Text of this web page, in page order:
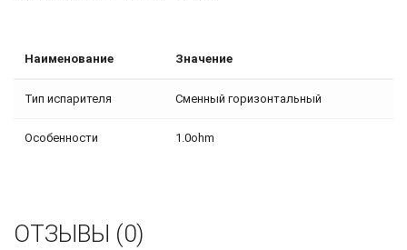
Наименование Значение
Тип испарителя Сменный горизонтальный
Особенности 1.0ohm
ОТЗЫВЫ (0)